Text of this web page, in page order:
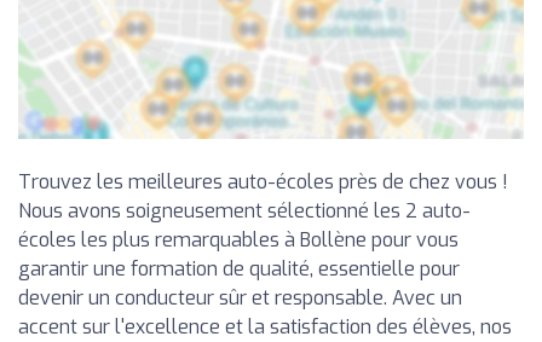
Trouvez les meilleures auto-écoles près de chez vous !
Nous avons soigneusement sélectionné les 2 auto-
écoles les plus remarquables à Bollène pour vous
garantir une formation de qualité, essentielle pour
devenir un conducteur sûr et responsable. Avec un
accent sur l'excellence et la satisfaction des élèves, nos